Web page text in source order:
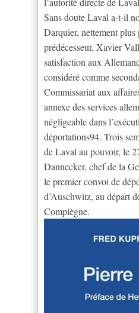
Sans doute Laval a-t-il
Darquier, nettement
prédécesseur, Xavier
satisfaction aux
considéré comme
Commissariat aux
annexe des services
négligeable dans
déportations94. Trois
de Laval au pouvoir, le
Dannecker, chef de la
le premier convoi de
d’Auschwitz, au départ
Compiègne.